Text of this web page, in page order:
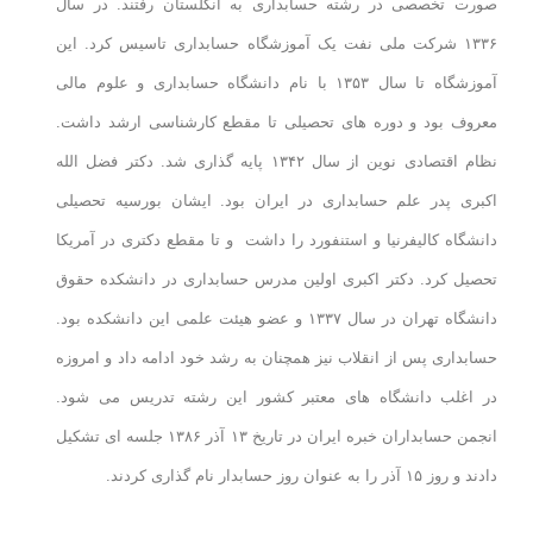
صورت تخصصی در رشته حسابداری به انگلستان رفتند. در سال
۱۳۳۶ شرکت ملی نفت یک آموزشگاه حسابداری تاسیس کرد. این
آموزشگاه تا سال ۱۳۵۳ با نام دانشگاه حسابداری و علوم مالی
معروف بود و دوره های تحصیلی تا مقطع کارشناسی ارشد داشت.
نظام اقتصادی نوین از سال ۱۳۴۲ پایه گذاری شد. دکتر فضل الله
اکبری پدر علم حسابداری در ایران بود. ایشان بورسیه تحصیلی
دانشگاه کالیفرنیا و استنفورد را داشت و تا مقطع دکتری در آمریکا
تحصیل کرد. دکتر اکبری اولین مدرس حسابداری در دانشکده حقوق
دانشگاه تهران در سال ۱۳۳۷ و عضو هیئت علمی این دانشکده بود.
حسابداری پس از انقلاب نیز همچنان به رشد خود ادامه داد و امروزه
در اغلب دانشگاه های معتبر کشور این رشته تدریس می شود.
انجمن حسابداران خبره ایران در تاریخ ۱۳ آذر ۱۳۸۶ جلسه ای تشکیل
دادند و روز ۱۵ آذر را به عنوان روز حسابدار نام گذاری کردند.